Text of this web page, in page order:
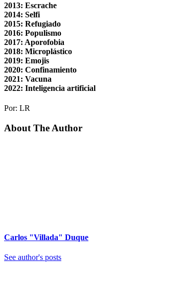
2013: Escrache
2014: Selfi
2015: Refugiado
2016: Populismo
2017: Aporofobia
2018: Microplástico
2019: Emojis
2020: Confinamiento
2021: Vacuna
2022: Inteligencia artificial
Por: LR
About The Author
Carlos "Villada" Duque
See author's posts